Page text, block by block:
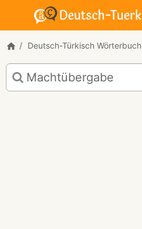
Deutsch-Türkisch Wörterbuch
Deutsch-
Türkisch
Übersetzung